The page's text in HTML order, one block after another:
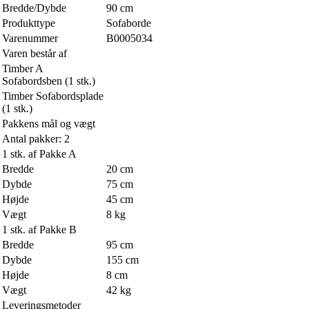
Bredde/Dybde
90 cm
Produkttype
Sofaborde
Varenummer
B0005034
Varen består af
Timber A
Sofabordsben (1 stk.)
Timber Sofabordsplade
(1 stk.)
Pakkens mål og vægt
Antal pakker: 2
1 stk. af Pakke A
Bredde
20 cm
Dybde
75 cm
Højde
45 cm
Vægt
8 kg
1 stk. af Pakke B
Bredde
95 cm
Dybde
155 cm
Højde
8 cm
Vægt
42 kg
Leveringsmetoder